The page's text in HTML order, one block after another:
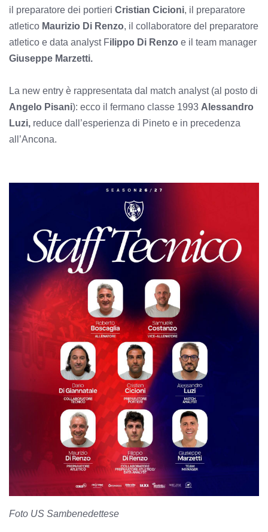
il preparatore dei portieri Cristian Cicioni, il preparatore
atletico Maurizio Di Renzo, il collaboratore del preparatore
atletico e data analyst Filippo Di Renzo e il team manager
Giuseppe Marzetti.
La new entry è rappresentata dal match analyst (al posto di
Angelo Pisani): ecco il fermano classe 1993 Alessandro
Luzi, reduce dall’esperienza di Pineto e in precedenza
all’Ancona.
Foto US Sambenedettese